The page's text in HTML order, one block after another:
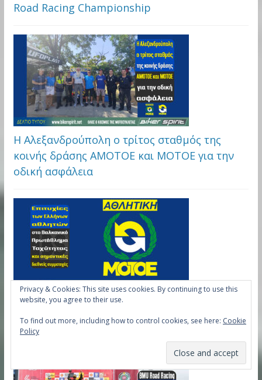
Road Racing Championship
Η Αλεξανδρούπολη ο τρίτος σταθμός της
κοινής δράσης ΑΜΟΤΟΕ και ΜΟΤΟΕ για την
οδική ασφάλεια
Επιτυχίες των Ελλήνων αθλητών στο
Βαλκανικό Πρωτάθλημα Ταχύτητας και
σημαντικές διεθνείς συμμετοχές
Privacy & Cookies: This site uses cookies. By continuing to use this
website, you agree to their use.
To find out more, including how to control cookies, see here: Cookie
Policy